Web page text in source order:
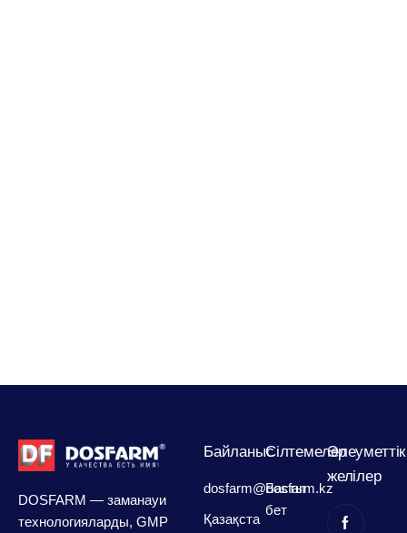
DOSFARM — заманауи
технологияларды, GMP
Байланыс
dosfarm@dosfarm.kz
Қазақста
Сілтемелер
Басты
бет
Әлеуметтік
желілер